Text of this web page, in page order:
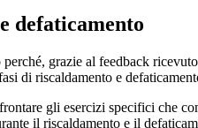
defaticamento
grazie al feedback
di riscaldamento e
gli esercizi specifici che
il riscaldamento e il